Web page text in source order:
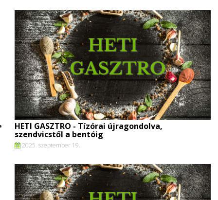
HETI GASZTRO - Tízórai újragondolva,
szendvicstől a bentóig
2025. szeptember 19.